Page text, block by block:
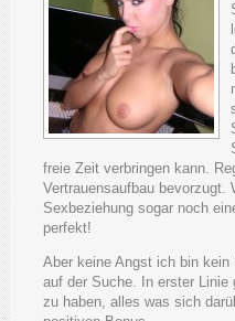
freie Zeit verbringen kann.
Vertrauensaufbau bevorzugt.
Sexbeziehung sogar noch
perfekt!
Aber keine Angst ich bin
auf der Suche. In erster Linie
zu haben, alles was sich